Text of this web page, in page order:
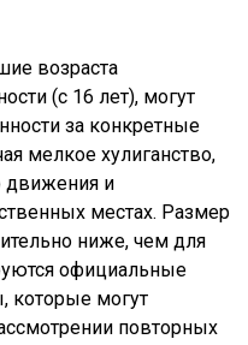
возраста
(с 16 лет), могут
за конкретные
мелкое хулиганство,
движения и
местах. Размер
ниже, чем для
официальные
которые могут
повторных